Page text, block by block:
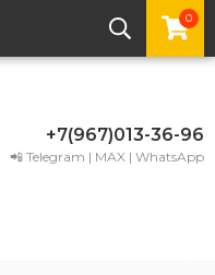
0
+7(967)013-36-96
📲 Telegram | MAX | WhatsApp